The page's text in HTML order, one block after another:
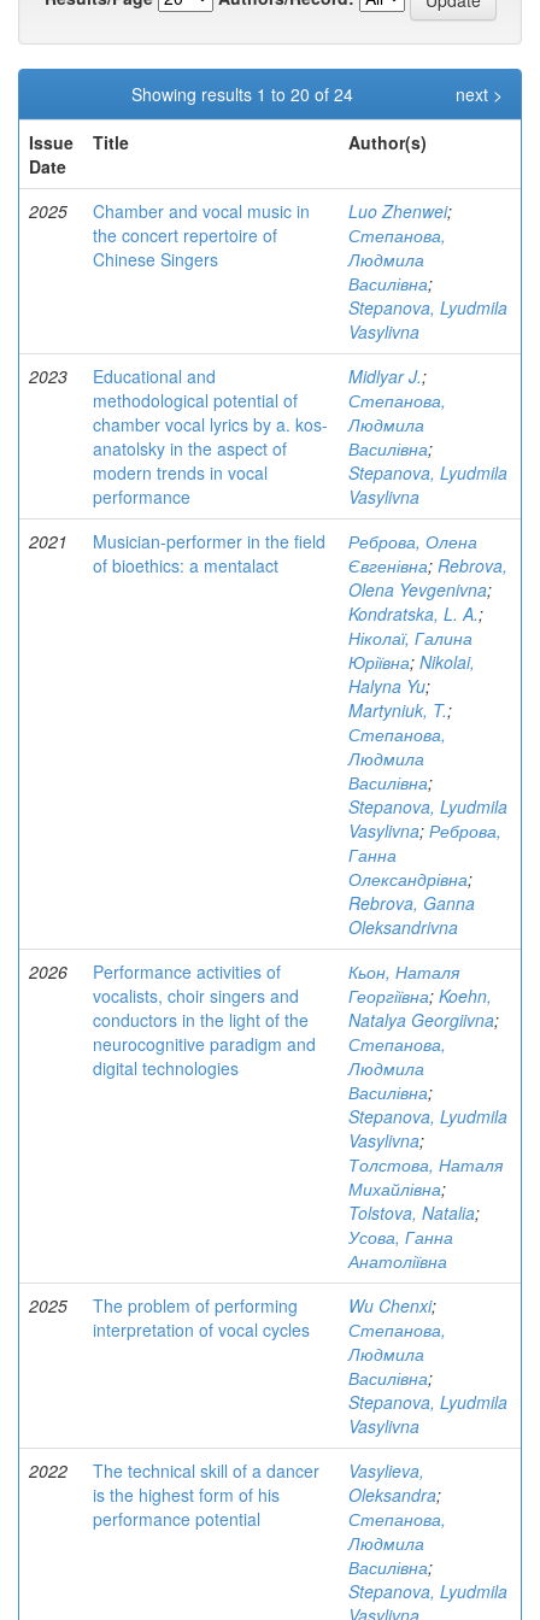
Showing results 1 to 20 of 24
next >
Issue
Date
Title Author(s)
2025
Chamber and vocal music in
the concert repertoire of
Chinese Singers
Luo Zhenwei;
Степанова,
Людмила
Василівна;
Stepanova, Lyudmila
Vasylivna
2023
Educational and
methodological potential of
chamber vocal lyrics by a. kos-
anatolsky in the aspect of
modern trends in vocal
performance
Midlyar J.;
Степанова,
Людмила
Василівна;
Stepanova, Lyudmila
Vasylivna
2021
Musician-performer in the field
of bioethics: a mentalact
Реброва, Олена
Євгенівна; Rebrova,
Olena Yevgenivna;
Kondratska, L. A.;
Ніколаї, Галина
Юріївна; Nikolai,
Halyna Yu;
Martyniuk, T.;
Степанова,
Людмила
Василівна;
Stepanova, Lyudmila
Vasylivna; Реброва,
Ганна
Олександрівна;
Rebrova, Ganna
Oleksandrivna
2026
Performance activities of
vocalists, choir singers and
conductors in the light of the
neurocognitive paradigm and
digital technologies
Кьон, Наталя
Георгіївна; Koehn,
Natalya Georgiivna;
Степанова,
Людмила
Василівна;
Stepanova, Lyudmila
Vasylivna;
Толстова, Наталя
Михайлівна;
Tolstova, Natalia;
Усова, Ганна
Анатоліївна
2025
The problem of performing
interpretation of vocal cycles
Wu Chenxi;
Степанова,
Людмила
Василівна;
Stepanova, Lyudmila
Vasylivna
2022
The technical skill of a dancer
is the highest form of his
performance potential
Vasylieva,
Oleksandra;
Степанова,
Людмила
Василівна;
Stepanova, Lyudmila
Vasylivna